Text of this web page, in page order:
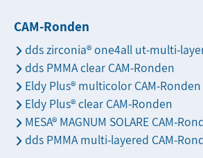
CAM-Ronden
dds zirconia® one4all ut-multi-
dds PMMA clear CAM-Ronden
Eldy Plus® multicolor CAM-Ronden
Eldy Plus® clear CAM-Ronden
MESA® MAGNUM SOLARE CAM-
dds PMMA multi-layered CAM-